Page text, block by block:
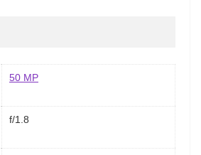
50 MP
f/1.8